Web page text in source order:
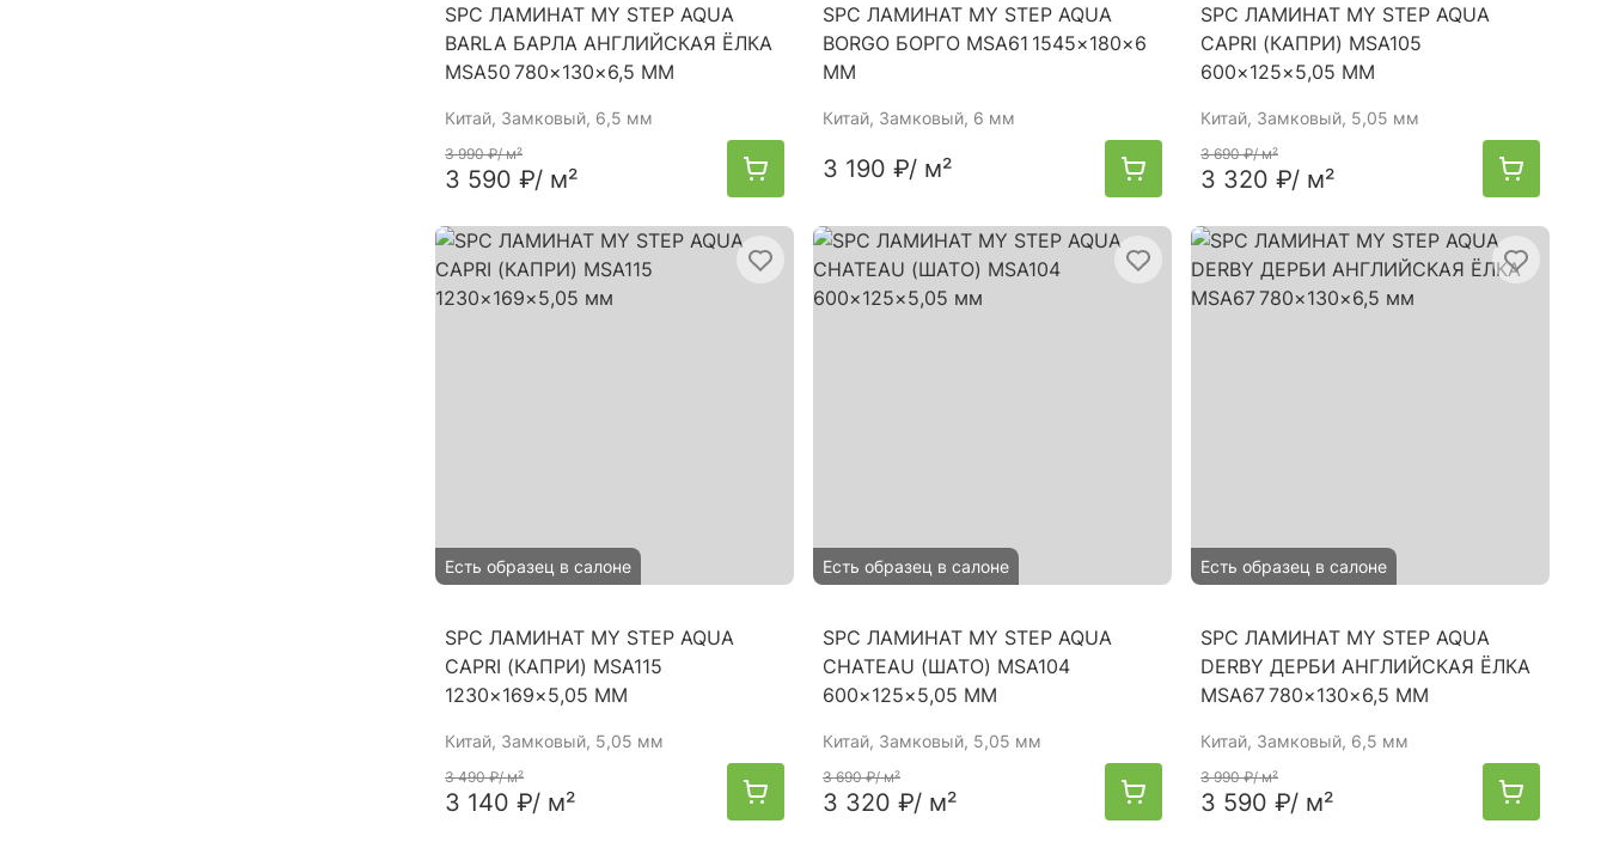
SPC ЛАМИНАТ MY STEP AQUA
BARLA БАРЛА АНГЛИЙСКАЯ ЁЛКА
MSA50 780×130×6,5 ММ
Китай, Замковый, 6,5 мм
3 990 ₽/ м²
3 590 ₽/ м²
SPC ЛАМИНАТ MY STEP AQUA
BORGO БОРГО MSA61 1545×180×6
ММ
Китай, Замковый, 6 мм
3 190 ₽/ м²
SPC ЛАМИНАТ MY STEP AQUA
CAPRI (КАПРИ) MSA105
600×125×5,05 ММ
Китай, Замковый, 5,05 мм
3 690 ₽/ м²
3 320 ₽/ м²
Есть образец в салоне
SPC ЛАМИНАТ MY STEP AQUA
CAPRI (КАПРИ) MSA115
1230×169×5,05 ММ
Китай, Замковый, 5,05 мм
3 490 ₽/ м²
3 140 ₽/ м²
Есть образец в салоне
SPC ЛАМИНАТ MY STEP AQUA
CHATEAU (ШАТО) MSA104
600×125×5,05 ММ
Китай, Замковый, 5,05 мм
3 690 ₽/ м²
3 320 ₽/ м²
Есть образец в салоне
SPC ЛАМИНАТ MY STEP AQUA
DERBY ДЕРБИ АНГЛИЙСКАЯ ЁЛКА
MSA67 780×130×6,5 ММ
Китай, Замковый, 6,5 мм
3 990 ₽/ м²
3 590 ₽/ м²